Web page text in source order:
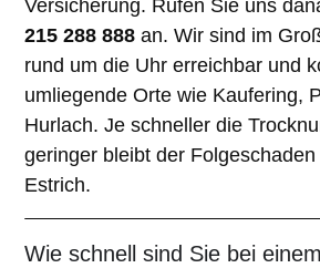
Versicherung. Rufen Sie uns
215 288 888 an. Wir sind im
rund um die Uhr erreichbar und
umliegende Orte wie Kaufering,
Hurlach. Je schneller die
geringer bleibt der
Estrich.
Wie schnell sind Sie bei